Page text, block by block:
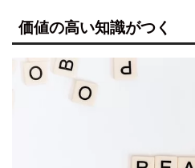
価値の高い知識がつく